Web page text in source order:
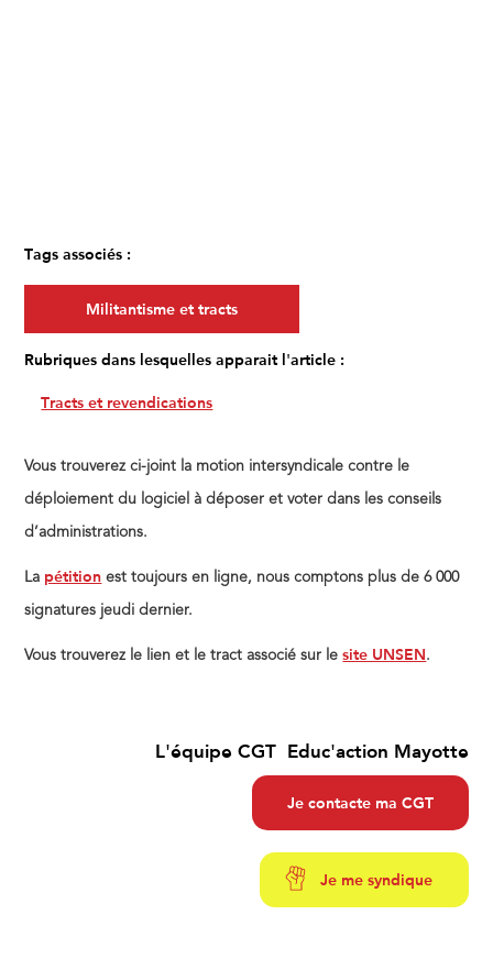
Tags associés :
Militantisme et tracts
Rubriques dans lesquelles apparait l'article :
Tracts et revendications
Vous trouverez ci-joint la motion intersyndicale contre le
déploiement du logiciel à déposer et voter dans les conseils
d’administrations.
La pétition est toujours en ligne, nous comptons plus de 6 000
signatures jeudi dernier.
Vous trouverez le lien et le tract associé sur lesite UNSEN.
L'équipe CGT Educ'action Mayotte
Je contacte ma CGT
Je me syndique